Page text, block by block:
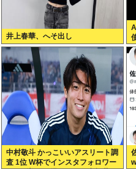
井上春華、へそ出し
中村敬斗 かっこいいアスリート調
査 1位 W杯でインスタフォロワー